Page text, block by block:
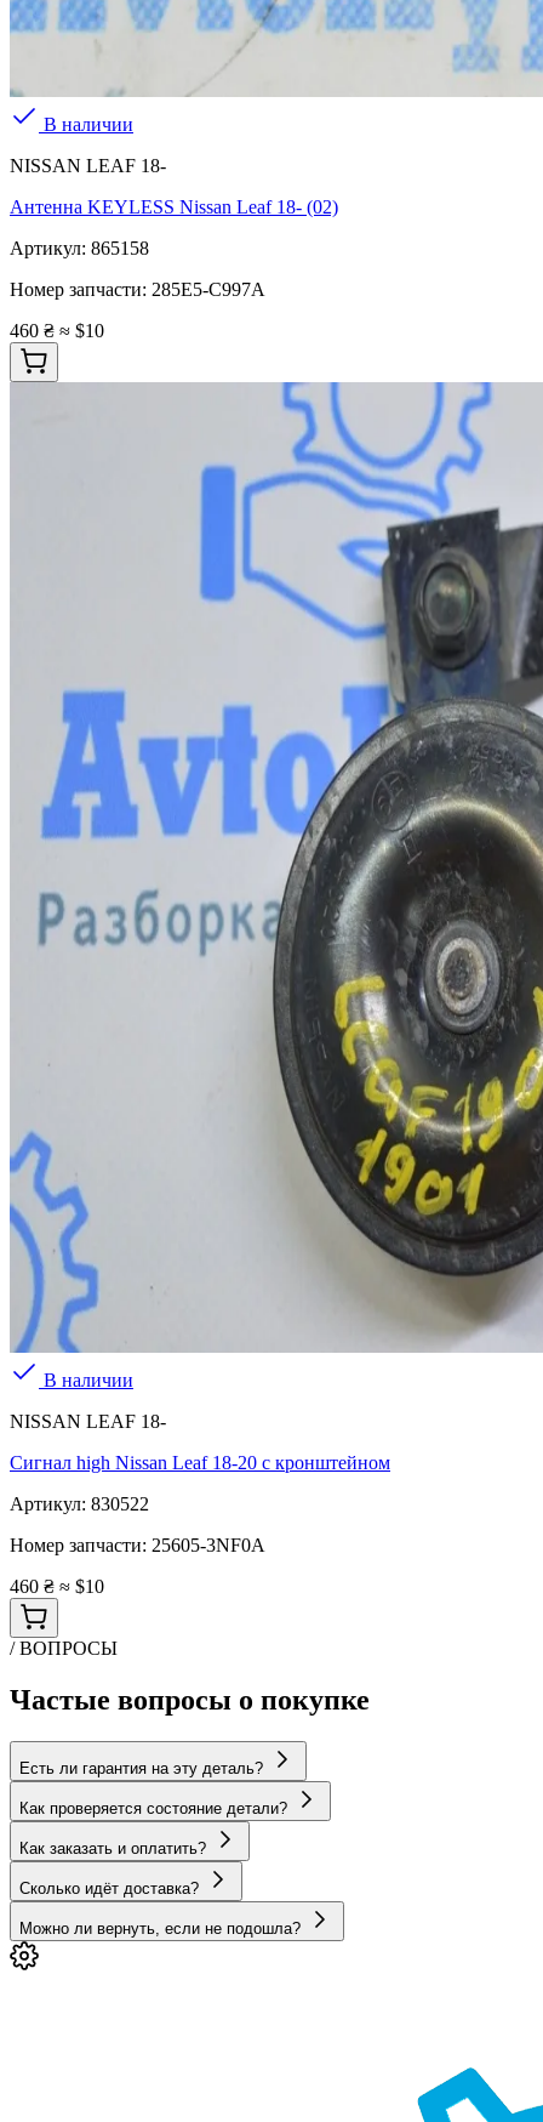
В наличии
NISSAN LEAF 18-
Антенна KEYLESS Nissan Leaf 18- (02)
Артикул: 865158
Номер запчасти: 285E5-C997A
460 ₴ ≈ $10
В наличии
NISSAN LEAF 18-
Сигнал high Nissan Leaf 18-20 с кронштейном
Артикул: 830522
Номер запчасти: 25605-3NF0A
460 ₴ ≈ $10
/ ВОПРОСЫ
Частые вопросы о покупке
Есть ли гарантия на эту деталь?
Как проверяется состояние детали?
Как заказать и оплатить?
Сколько идёт доставка?
Можно ли вернуть, если не подошла?